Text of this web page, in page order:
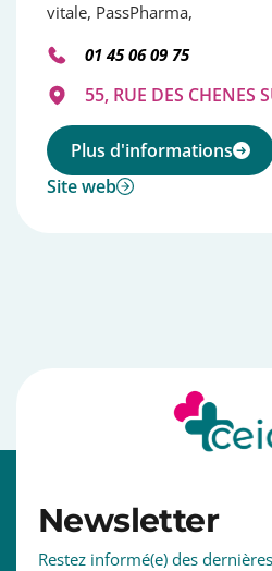
vitale, PassPharma,
01 45 06 09 75
55, RUE DES CHENES
Plus d'informations
Site web
Newsletter
Restez informé(e) des